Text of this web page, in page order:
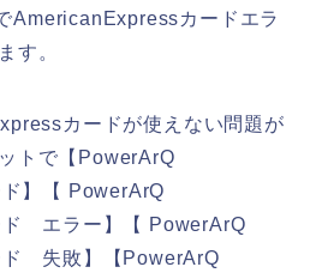
AmericanExpressカードエラ
す。
カードが使えない問題が
トで【PowerArQ
】【 PowerArQ
エラー】【 PowerArQ
失敗】【PowerArQ